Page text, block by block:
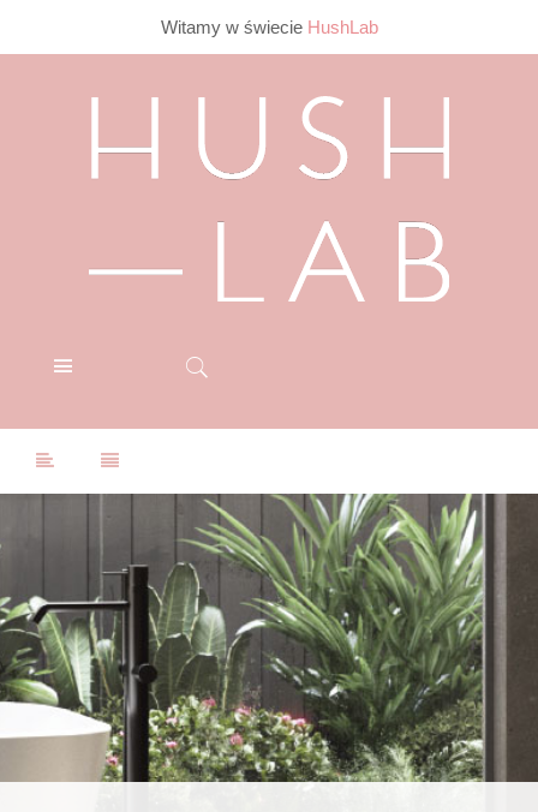
Witamy w świecie HushLab